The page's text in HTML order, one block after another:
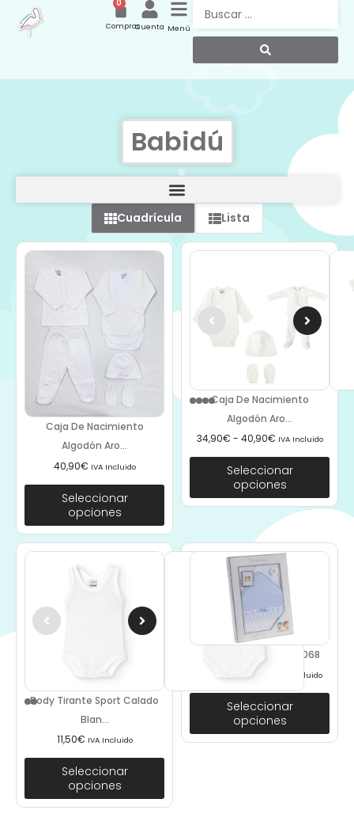
Menú
Cuenta
0
Compras
Babidú
Cuadrícula Lista
Caja De Nacimiento
Algodón Aro...
40,90€ IVA Incluido
Seleccionar
opciones
Caja De Nacimiento
Algodón Aro...
34,90€ - 40,90€ IVA Incluido
Seleccionar
opciones
Body Tirante Sport Calado
Blan...
11,50€ IVA Incluido
Seleccionar
opciones
Capa De Baño Azul 11068
32,50 IVA Incluido
Seleccionar
opciones